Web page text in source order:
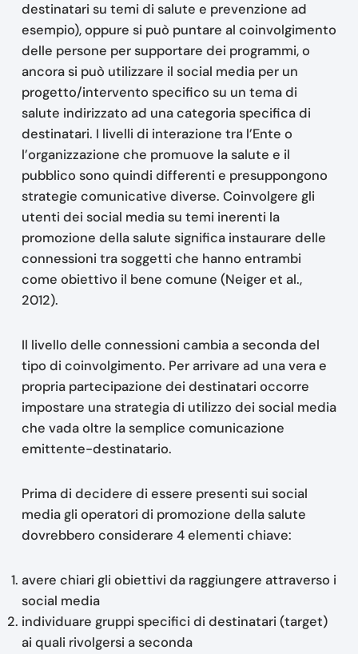
destinatari su temi di salute e prevenzione ad
esempio), oppure si può puntare al coinvolgimento
delle persone per supportare dei programmi, o
ancora si può utilizzare il social media per un
progetto/intervento specifico su un tema di
salute indirizzato ad una categoria specifica di
destinatari. I livelli di interazione tra l’Ente o
l’organizzazione che promuove la salute e il
pubblico sono quindi differenti e presuppongono
strategie comunicative diverse. Coinvolgere gli
utenti dei social media su temi inerenti la
promozione della salute significa instaurare delle
connessioni tra soggetti che hanno entrambi
come obiettivo il bene comune (Neiger et al.,
2012).
Il livello delle connessioni cambia a seconda del
tipo di coinvolgimento. Per arrivare ad una vera e
propria partecipazione dei destinatari occorre
impostare una strategia di utilizzo dei social media
che vada oltre la semplice comunicazione
emittente-destinatario.
Prima di decidere di essere presenti sui social
media gli operatori di promozione della salute
dovrebbero considerare 4 elementi chiave:
avere chiari gli obiettivi da raggiungere attraverso i
social media
individuare gruppi specifici di destinatari (target)
ai quali rivolgersi a seconda